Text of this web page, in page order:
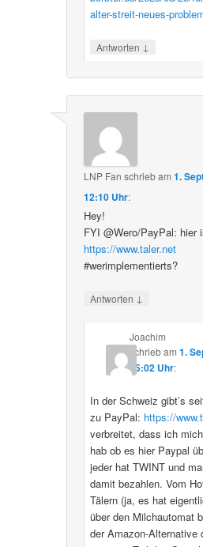
alter-streit-neues-
Antworten ↓
LNP Fan schriebam1.
12:10 Uhr:
Hey!
FYI @Wero/PayPal: hier
https://www.taler.net
#werimplementierts?
Antworten ↓
Joachim
schriebam 1.
15:02 Uhr:
In der Schweiz gibt’s
zu PayPal: https://
verbreitet, dass ich
hab ob es hier Paypal
jeder hat TWINT und
damit bezahlen. Vom
Tälern (ja, es hat
über den Milchautomat
der Amazon-Alternative